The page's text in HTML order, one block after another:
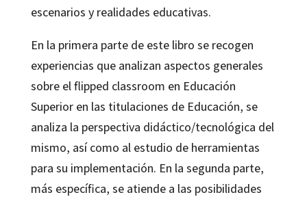
escenarios y realidades educativas.
En la primera parte de este libro se recogen
experiencias que analizan aspectos generales
sobre el flipped classroom en Educación
Superior en las titulaciones de Educación, se
analiza la perspectiva didáctico/tecnológica del
mismo, así como al estudio de herramientas
para su implementación. En la segunda parte,
más específica, se atiende a las posibilidades